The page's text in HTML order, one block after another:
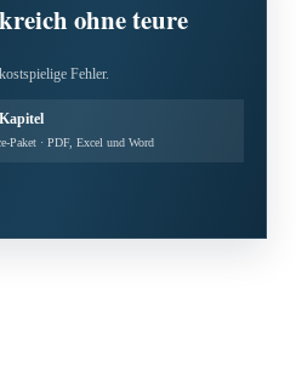
ohne teure
Fehler.
Paket · PDF, Excel und Word